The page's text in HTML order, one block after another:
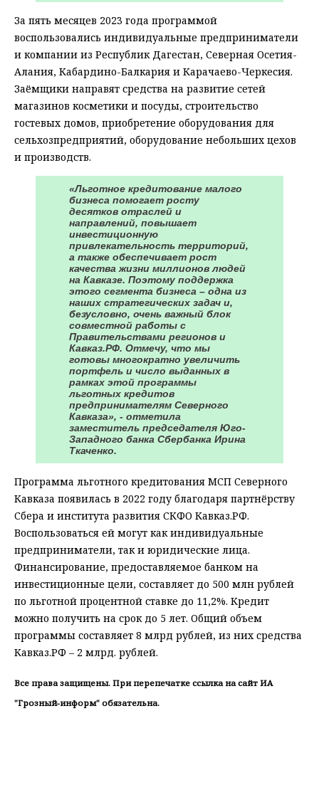
За пять месяцев 2023 года программой
воспользовались индивидуальные предприниматели
и компании из Республик Дагестан, Северная Осетия-
Алания, Кабардино-Балкария и Карачаево-Черкесия.
Заёмщики направят средства на развитие сетей
магазинов косметики и посуды, строительство
гостевых домов, приобретение оборудования для
сельхозпредприятий, оборудование небольших цехов
и производств.
«Льготное кредитование малого
бизнеса помогает росту
десятков отраслей и
направлений, повышает
инвестиционную
привлекательность территорий,
а также обеспечивает рост
качества жизни миллионов людей
на Кавказе. Поэтому поддержка
этого сегмента бизнеса – одна из
наших стратегических задач и,
безусловно, очень важный блок
совместной работы с
Правительствами регионов и
Кавказ.РФ. Отмечу, что мы
готовы многократно увеличить
портфель и число выданных в
рамках этой программы
льготных кредитов
предпринимателям Северного
Кавказа», - отметила
заместитель председателя Юго-
Западного банка Сбербанка Ирина
Ткаченко.
Программа льготного кредитования МСП Северного
Кавказа появилась в 2022 году благодаря партнёрству
Сбера и института развития СКФО Кавказ.РФ.
Воспользоваться ей могут как индивидуальные
предприниматели, так и юридические лица.
Финансирование, предоставляемое банком на
инвестиционные цели, составляет до 500 млн рублей
по льготной процентной ставке до 11,2%. Кредит
можно получить на срок до 5 лет. Общий объем
программы составляет 8 млрд рублей, из них средства
Кавказ.РФ – 2 млрд. рублей.
Все права защищены. При перепечатке ссылка на сайт ИА
"Грозный-информ" обязательна.